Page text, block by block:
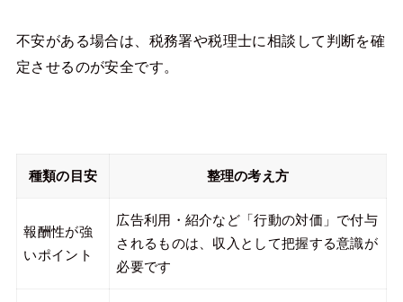
不安がある場合は、税務署や税理士に相談して判断を確
定させるのが安全です。
種類の目安 整理の考え方
報酬性が強
いポイント
広告利用・紹介など「行動の対価」で付与
されるものは、収入として把握する意識が
必要です